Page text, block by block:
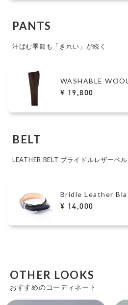
PANTS
汗ばむ季節も「きれい」が続く
WASHABLE
¥ 19,800
BELT
LEATHER BELT ブライドルレザーベル
Bridle Leather
¥ 14,000
OTHER LOOKS
おすすめのコーディネート